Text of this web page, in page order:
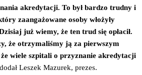
akredytacji. To był bardzo trudny i
zaangażowane osoby włożyły
już wiemy, że ten trud się opłacił.
że otrzymaliśmy ją za pierwszym
wiele szpitali o przyznanie akredytacji
Leszek Mazurek, prezes.